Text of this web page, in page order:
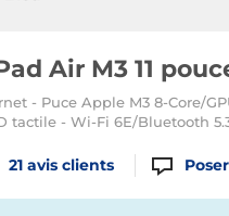
Air M3 11
- Puce Apple M3 8-Core/
tactile - Wi-Fi 6E/Bluetooth
21 avis clients